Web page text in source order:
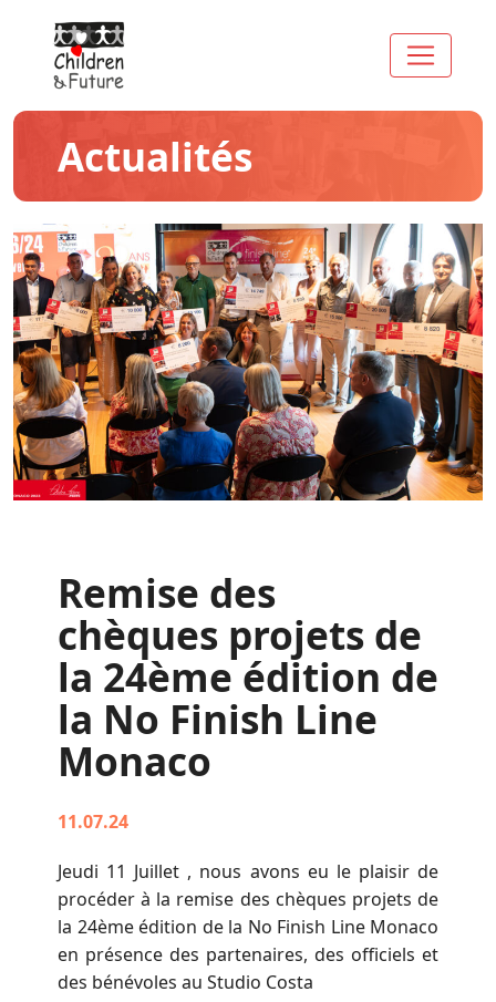
Actualités
Remise des
chèques projets de
la 24ème édition de
la No Finish Line
Monaco
11.07.24
Jeudi 11 Juillet , nous avons eu le plaisir de
procéder à la remise des chèques projets de
la 24ème édition de la No Finish Line Monaco
en présence des partenaires, des officiels et
des bénévoles au Studio Costa